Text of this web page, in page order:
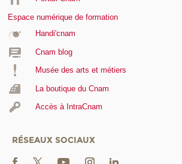
Espace numérique de formation
Handi'cnam
Cnam blog
Musée des arts et métiers
La boutique du Cnam
Accès à IntraCnam
RÉSEAUX SOCIAUX